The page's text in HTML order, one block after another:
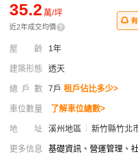
35.2萬/坪
近2年成交均價
屋齡 1年
建築形態 透天
總戶數 7戶 租戶佔比多少>
車位數量 了解車位總數>
地址 溪州地區 新竹縣竹北
更多信息 基礎資訊、營運管理、